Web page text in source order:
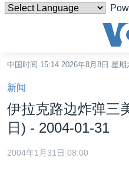
碍
链
接
内
中国
中国时间 15:14 2026年8月8日 星期
新闻
伊拉克路边炸弹三
日) - 2004-01-31
2004年1月31日 08:00